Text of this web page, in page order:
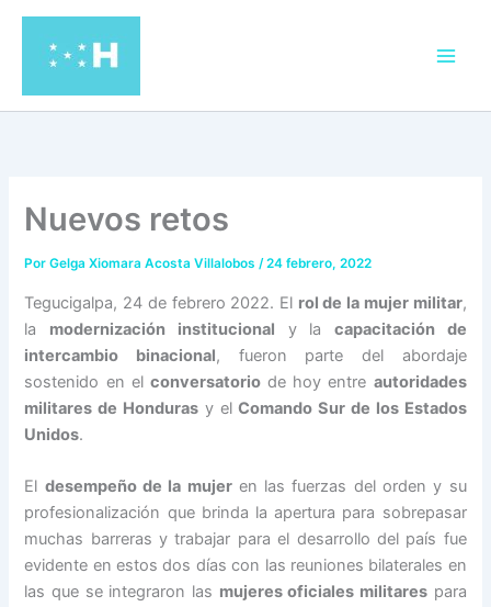
contenido
Nuevos retos
PorGelga Xiomara Acosta Villalobos/24 febrero, 2022
Tegucigalpa, 24 de febrero 2022. El rol de la mujer militar,
la modernización institucional y la capacitación de
intercambio binacional, fueron parte del abordaje
sostenido en el conversatoriode hoy entre autoridades
militares de Honduras y elComando Sur de los Estados
Unidos.
El desempeño de la mujeren las fuerzas del orden y su
profesionalización que brinda la apertura para sobrepasar
muchas barreras y trabajar para el desarrollo del país fue
evidente en estos dos días con las reuniones bilaterales en
las que se integraron las mujeres oficiales militarespara